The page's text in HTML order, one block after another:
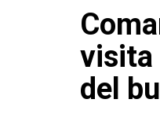
visita
del